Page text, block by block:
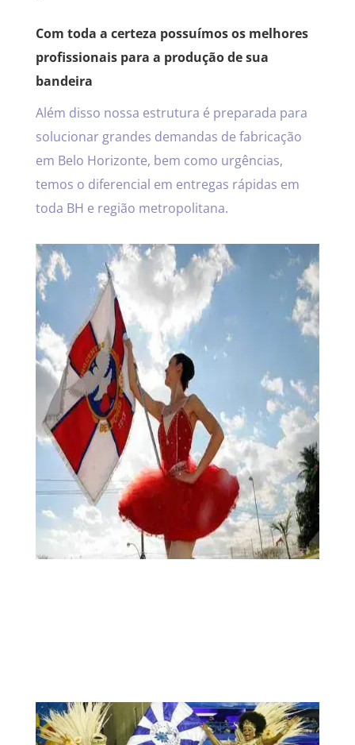
Com toda a certeza possuímos os melhores
profissionais para a produção de sua
bandeira
Além disso nossa estrutura é preparada para
solucionar grandes demandas de fabricação
em Belo Horizonte, bem como urgências,
temos o diferencial em entregas rápidas em
toda BH e região metropolitana.